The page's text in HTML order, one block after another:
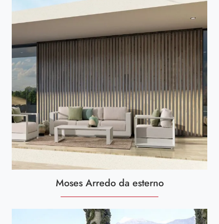
Moses Arredo da esterno